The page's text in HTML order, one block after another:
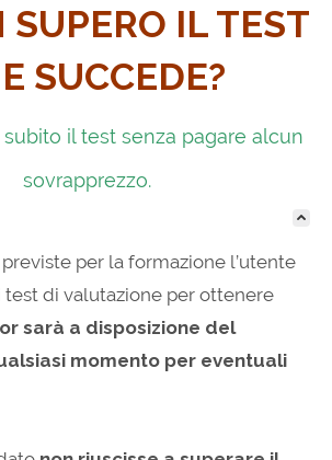
SUPERO IL TEST
SUCCEDE?
il test senza pagare alcun
sovrapprezzo.
per la formazione l’utente
test di valutazione per ottenere
sarà a disposizione del
momento per eventuali